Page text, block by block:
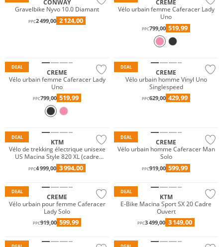
CONWAY
Gravelbike Nyvo 10.0 Diamant
PPC2 499,00 2 124,00
CREME
Vélo urbain femme Caferacer Lady
Uno
PPC799,00 519,99
DEAL
CREME
Vélo urbain femme Caferacer Lady
Uno
PPC799,00 519,99
DEAL
CREME
Vélo urbain homme Vinyl Uno
Singlespeed
PPC629,00 429,99
DEAL
KTM
Vélo de trekking électrique unisexe
US Macina Style 820 XL (cadre
ouvert)
PPC4 999,00 3 994,00
DEAL
CREME
Vélo urbain homme Caferacer Man
Solo
PPC919,00 599,99
DEAL
CREME
Vélo urbain pour femme Caferacer
Lady Solo
PPC919,00 599,99
DEAL
KTM
E-Bike Macina Sport SX 20 Cadre
Ouvert
PPC3 499,00 3 149,00